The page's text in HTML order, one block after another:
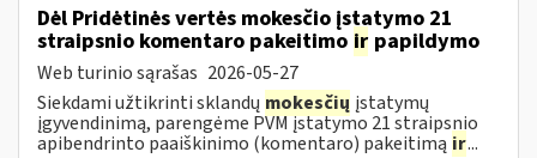
Dėl Pridėtinės vertės mokesčio įstatymo 21
straipsnio komentaro pakeitimo ir papildymo
Web turinio sąrašas 2026-05-27
Siekdami užtikrinti sklandų mokesčių įstatymų
įgyvendinimą, parengėme PVM įstatymo 21 straipsnio
apibendrinto paaiškinimo (komentaro) pakeitimą ir...